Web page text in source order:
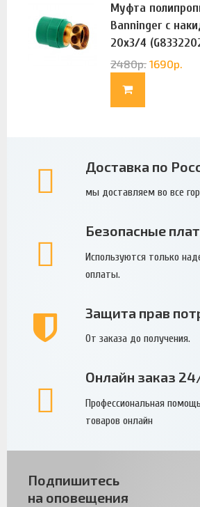
Муфта
Banninger с
20х3/4
2480р. 1690р.
Доставка по
мы доставляем во все
Безопасные
Используются только
оплаты.
Защита прав
От заказа до получения.
Онлайн заказ
Профессиональная
товаров онлайн
Подпишитесь
на оповещения